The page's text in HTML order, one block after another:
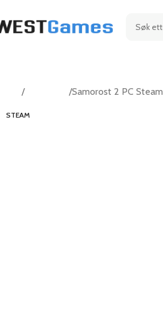
Adventure Samorost 2 PC Steam
STEAM